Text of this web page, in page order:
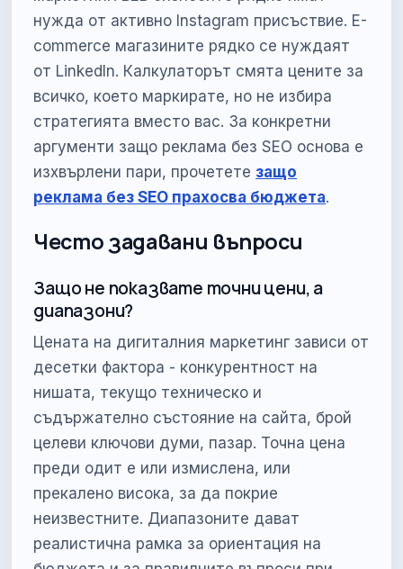
нужда от активно Instagram присъствие. E-
commerce магазините рядко се нуждаят
от LinkedIn. Калкулаторът смята цените за
всичко, което маркирате, но не избира
стратегията вместо вас. За конкретни
аргументи защо реклама без SEO основа е
изхвърлени пари, прочетете защо
реклама без SEO прахосва бюджета.
Често задавани въпроси
Защо не показвате точни цени, а
диапазони?
Цената на дигиталния маркетинг зависи от
десетки фактора - конкурентност на
нишата, текущо техническо и
съдържателно състояние на сайта, брой
целеви ключови думи, пазар. Точна цена
преди одит е или измислена, или
прекалено висока, за да покрие
неизвестните. Диапазоните дават
реалистична рамка за ориентация на